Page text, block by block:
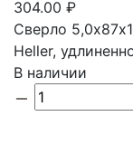
304.00 ₽
Сверло
Heller,
В наличии